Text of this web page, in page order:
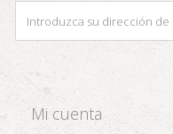
Mi cuenta